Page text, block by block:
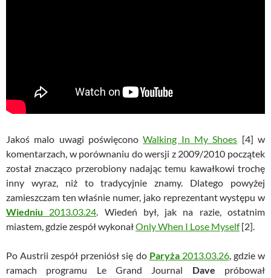
Jakoś malo uwagi poświęconoWalking In My Shoes [4] w
komentarzach, w porównaniu do wersji z 2009/2010 początek
został znacząco przerobiony nadając temu kawałkowi trochę
inny wyraz, niż to tradycyjnie znamy. Dlatego powyżej
zamieszczam ten właśnie numer, jako reprezentant występu w
Wiedniu 2013.03.24. Wiedeń był, jak na razie, ostatnim
miastem, gdzie zespół wykonałOnly When I Lose Myself[2].
Po Austrii zespół przeniósł się do Paryża 2013.03.26, gdzie w
ramach programu Le Grand Journal Dave próbował